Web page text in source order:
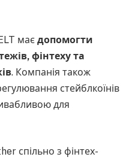
має допомогти
фінтеху та
. Компанія також
стейблкоїнів
для
спільно з фінтех-